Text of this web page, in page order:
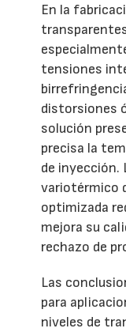
En la
tensiones
distorsiones
solución
precisa la
de inyección.
variotérmico
optimizada
mejora su
rechazo de
Las
para
niveles de